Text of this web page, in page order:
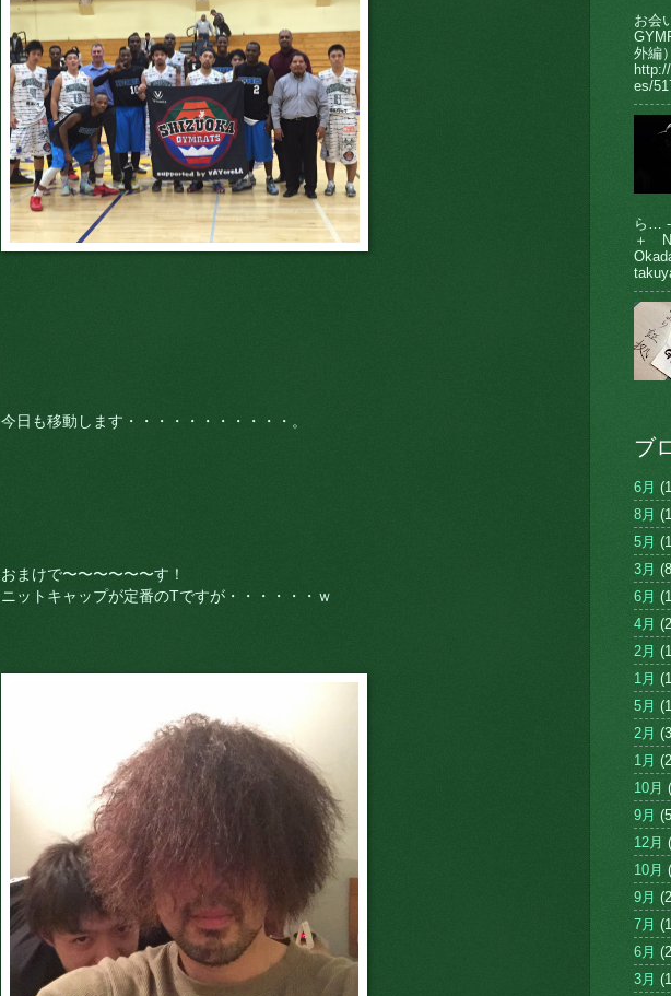
今日も移動します・・・・・・・・・・・。
おまけで〜〜〜〜〜〜す！
ニットキャップが定番のTですが・・・・・・ｗ
お会
外編
es/
ら…
＋
ブ
6月
8月
5月
3月
6月
4月
2月
1月
5月
2月
1月
10月
9月
12月
10月
9月
7月
6月
3月